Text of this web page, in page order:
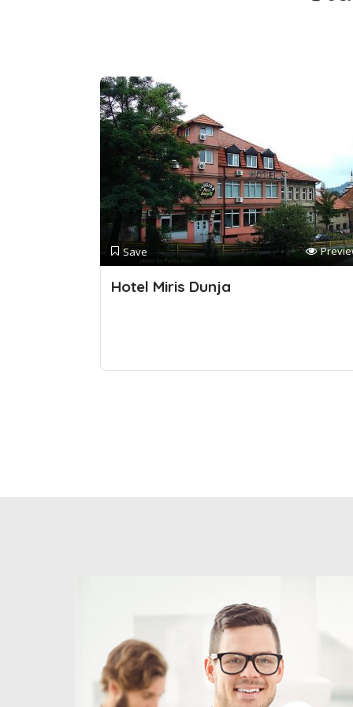
Save
Hotel Miris Dunja